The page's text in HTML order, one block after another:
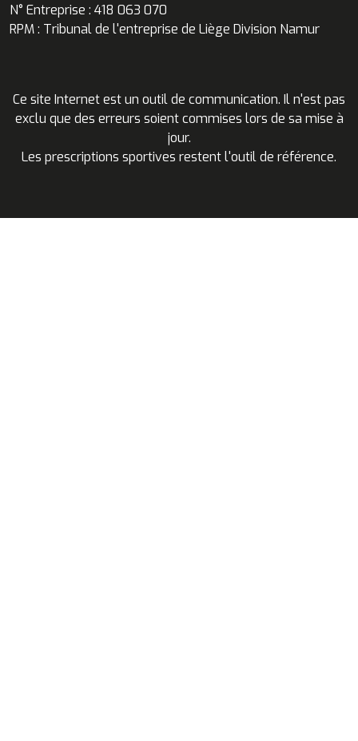
N° Entreprise : 418 063 070
RPM : Tribunal de l'entreprise de Liège Division Namur
Ce site Internet est un outil de communication. Il n'est pas
exclu que des erreurs soient commises lors de sa mise à
jour.
Les prescriptions sportives restent l'outil de référence.